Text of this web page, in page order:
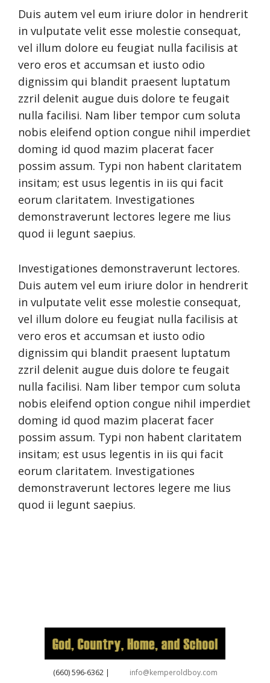
Duis autem vel eum iriure dolor in hendrerit
in vulputate velit esse molestie consequat,
vel illum dolore eu feugiat nulla facilisis at
vero eros et accumsan et iusto odio
dignissim qui blandit praesent luptatum
zzril delenit augue duis dolore te feugait
nulla facilisi. Nam liber tempor cum soluta
nobis eleifend option congue nihil imperdiet
doming id quod mazim placerat facer
possim assum. Typi non habent claritatem
insitam; est usus legentis in iis qui facit
eorum claritatem. Investigationes
demonstraverunt lectores legere me lius
quod ii legunt saepius.
Investigationes demonstraverunt lectores.
Duis autem vel eum iriure dolor in hendrerit
in vulputate velit esse molestie consequat,
vel illum dolore eu feugiat nulla facilisis at
vero eros et accumsan et iusto odio
dignissim qui blandit praesent luptatum
zzril delenit augue duis dolore te feugait
nulla facilisi. Nam liber tempor cum soluta
nobis eleifend option congue nihil imperdiet
doming id quod mazim placerat facer
possim assum. Typi non habent claritatem
insitam; est usus legentis in iis qui facit
eorum claritatem. Investigationes
demonstraverunt lectores legere me lius
quod ii legunt saepius.
‪(660) 596-6362‬| info@kemperoldboy.com